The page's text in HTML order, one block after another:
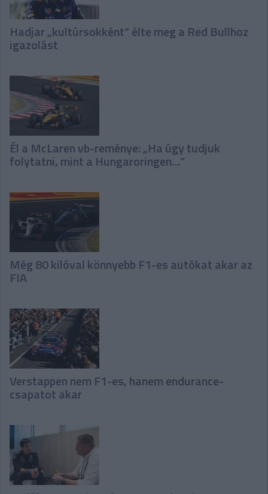
Hadjar „kultúrsokként” élte meg a Red Bullhoz
igazolást
Él a McLaren vb-reménye: „Ha úgy tudjuk
folytatni, mint a Hungaroringen…”
Még 80 kilóval könnyebb F1-es autókat akar az
FIA
Verstappen nem F1-es, hanem endurance-
csapatot akar